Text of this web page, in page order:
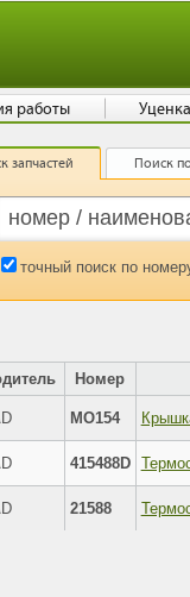
запчастей Поиск
точный поиск по
Номер
MO154
415488D
21588
работы